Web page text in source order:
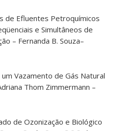
de Efluentes Petroquímicos
e Simultâneos de
– Fernanda B. Souza–
Vazamento de Gás Natural
Thom Zimmermann –
de Ozonização e Biológico